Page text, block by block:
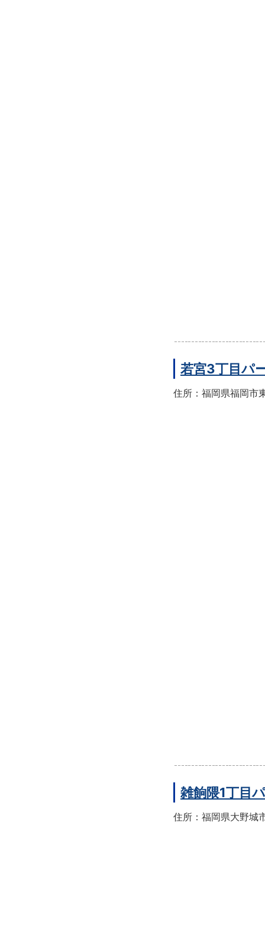
若宮3丁目パ
住所：福岡県福岡市
雑餉隈1丁目
住所：福岡県大野城